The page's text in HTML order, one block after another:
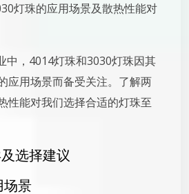
灯珠的应用场景及散热性能对
中，4014灯珠和3030灯珠因其
应用场景而备受关注。了解两
性能对我们选择合适的灯珠至
选择建议
场景